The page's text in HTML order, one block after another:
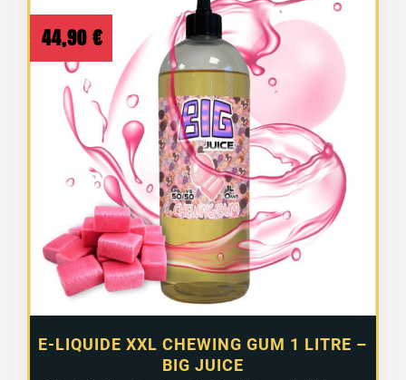
E-LIQUIDE XXL CHEWING GUM 1 LITRE –
BIG JUICE
44,90 €